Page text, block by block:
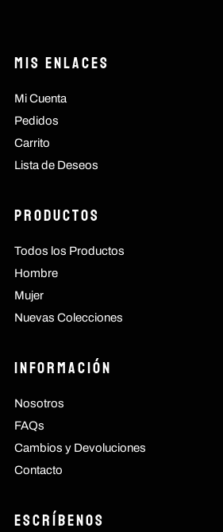
Mis Enlaces
Mi Cuenta
Pedidos
Carrito
Lista de Deseos
Productos
Todos los Productos
Hombre
Mujer
Nuevas Colecciones
Información
Nosotros
FAQs
Cambios y Devoluciones
Contacto
Escríbenos